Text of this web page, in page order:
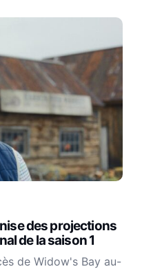
des projections
de la saison 1
de Widow's Bay au-